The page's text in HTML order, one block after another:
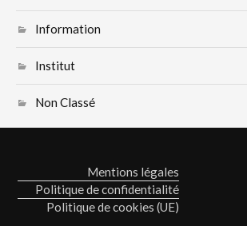
Information
Institut
Non Classé
Mentions légales
Politique de confidentialité
Politique de cookies (UE)